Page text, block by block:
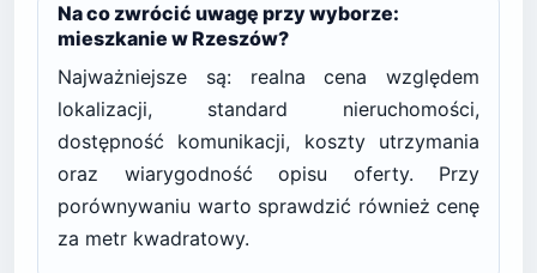
Na co zwrócić uwagę przy wyborze:
mieszkanie w Rzeszów?
Najważniejsze są: realna cena względem
lokalizacji, standard nieruchomości,
dostępność komunikacji, koszty utrzymania
oraz wiarygodność opisu oferty. Przy
porównywaniu warto sprawdzić również cenę
za metr kwadratowy.